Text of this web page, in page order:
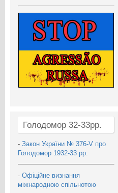
Голодомор 32-33рр.
- Закон України № 376-V про
Голодомор 1932-33 рр.
- Офіційне визнання
міжнародною спільнотою